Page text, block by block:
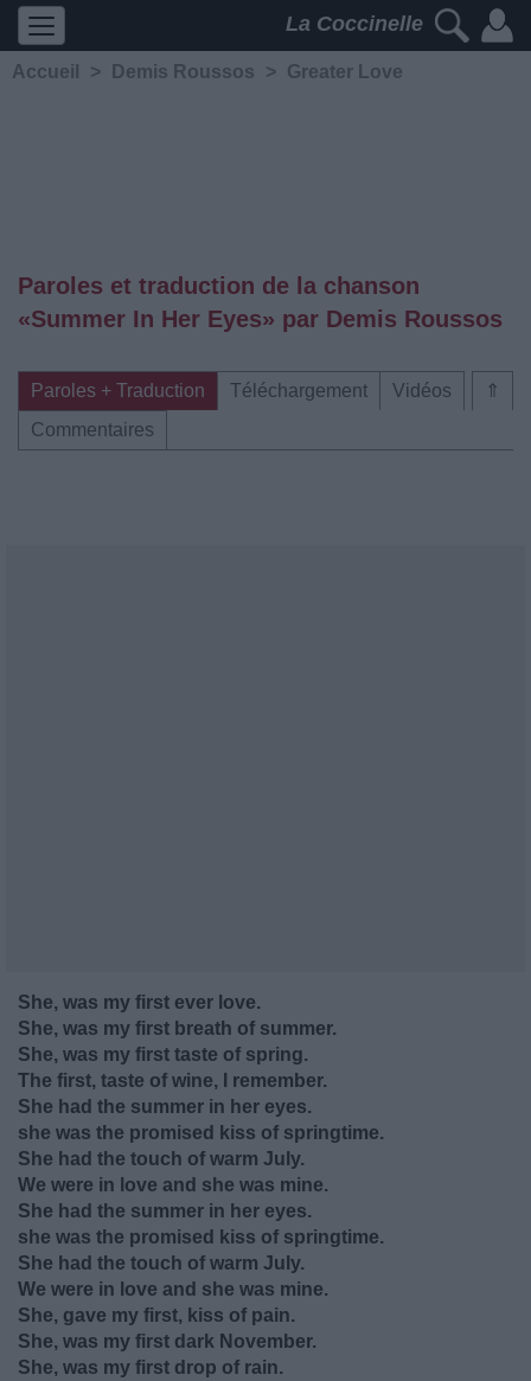
La Coccinelle
Accueil > Demis Roussos > Greater Love
Paroles et traduction de la chanson
«Summer In Her Eyes» par Demis Roussos
⇑
Paroles + Traduction Téléchargement
Vidéos
Commentaires
She, was my first ever love.
She, was my first breath of summer.
She, was my first taste of spring.
The first, taste of wine, I remember.
She had the summer in her eyes.
she was the promised kiss of springtime.
She had the touch of warm July.
We were in love and she was mine.
She had the summer in her eyes.
she was the promised kiss of springtime.
She had the touch of warm July.
We were in love and she was mine.
She, gave my first, kiss of pain.
She, was my first dark November.
She, was my first drop of rain.